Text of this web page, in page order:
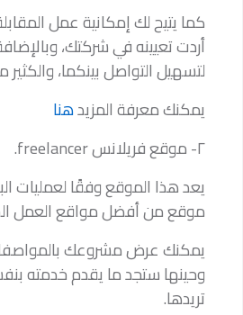
كما يتيح لك إمكانية عمل
أردت تعيينه في شركتك،
لتسهيل التواصل بينكما،
يمكنك معرفة المزيدهنا
٢- موقع فريلانس freelancer.
يعد هذا الموقع وفقًا لعمليات
موقع من أفضل مواقع العمل
يمكنك عرض مشروعك
وحينها ستجد ما يقدم خدمته
تريدها.